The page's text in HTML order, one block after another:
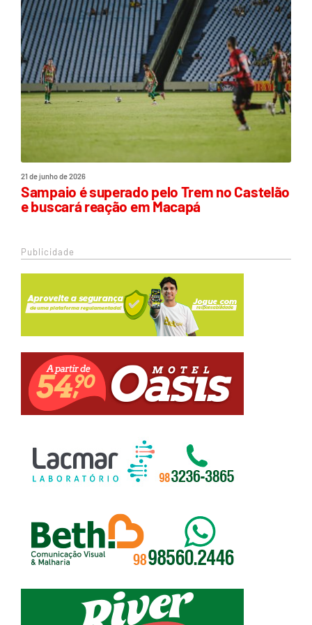
21 de junho de 2026
Sampaio é superado pelo Trem no Castelão
e buscará reação em Macapá
Publicidade